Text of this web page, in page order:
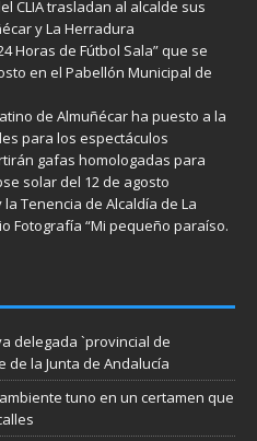
CLIA trasladan al alcalde sus
y La Herradura
Horas de Fútbol Sala” que se
en el Pabellón Municipal de
de Almuñécar ha puesto a la
para los espectáculos
gafas homologadas para
solar del 12 de agosto
Tenencia de Alcaldía de La
Fotografía “Mi pequeño paraíso.
delegada `provincial de
de la Junta de Andalucía
tuno en un certamen que